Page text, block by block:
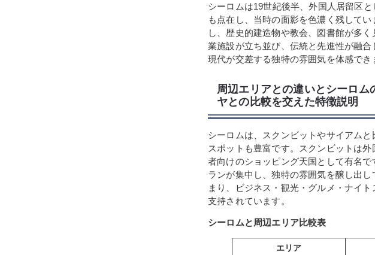
シーロムは19世紀後半、外国人居留区
も点在し、当時の面影を色濃く残して
し、歴史的建造物や教会、図書館が多
業施設が立ち並び、伝統と先進性が融
現代が交差する独特の雰囲気を体感でき
周辺エリアとの違いとシーロ
ヤとの比較を交えた特徴説明
シーロムは、スクンビットやサイアム
スポットも豊富です。スクンビットは
者向けのショッピング天国として有名
ランが集中し、独特の雰囲気を醸し出
まり、ビジネス・観光・グルメ・ナイ
支持されています。
シーロムと周辺エリア比較表
エリア